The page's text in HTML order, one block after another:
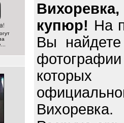
купюр! На
Вы
Вихоревка.